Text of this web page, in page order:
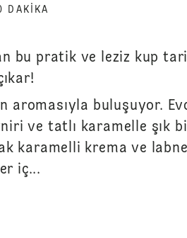
DAKIKA
bu pratik ve leziz kup
buluşuyor.
ve tatlı karamelle şık
karamelli krema ve labne
iç...